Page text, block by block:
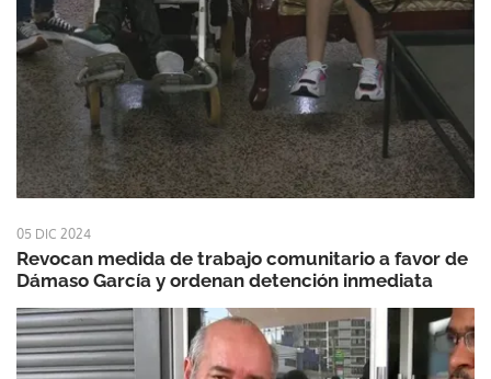
05 DIC 2024
Revocan medida de trabajo comunitario a favor de
Dámaso García y ordenan detención inmediata